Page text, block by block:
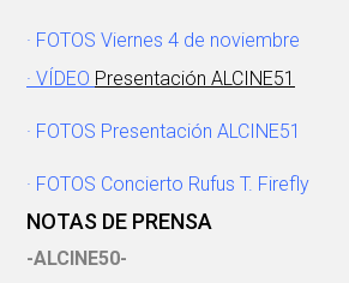
· FOTOS Viernes 4 de noviembre
· VÍDEO Presentación ALCINE51
· FOTOS Presentación ALCINE51
· FOTOS Concierto Rufus T. Firefly
NOTAS DE PRENSA
-ALCINE50-